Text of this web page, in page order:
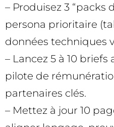
– Produisez 3 “packs
persona prioritaire
données techniques
– Lancez 5 à 10
pilote de
partenaires clés.
– Mettez à jour 10